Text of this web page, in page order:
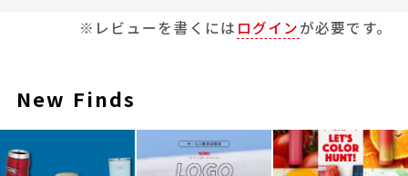
※レビューを書くには ログインが必要です。
New Finds